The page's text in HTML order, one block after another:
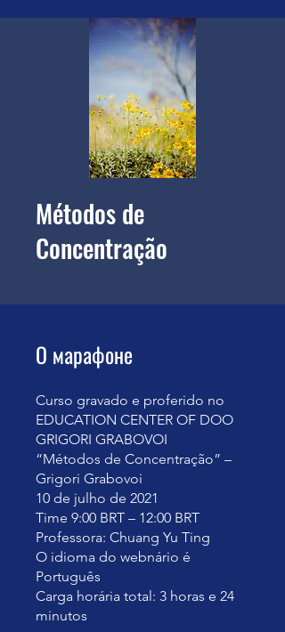
Métodos de
Concentração
О марафоне
Curso gravado e proferido no
EDUCATION CENTER OF DOO
GRIGORI GRABOVOI
“Métodos de Concentração” –
Grigori Grabovoi
10 de julho de 2021
Time 9:00 BRT – 12:00 BRT
Professora: Chuang Yu Ting
O idioma do webnário é
Português
Carga horária total: 3 horas e 24
minutos